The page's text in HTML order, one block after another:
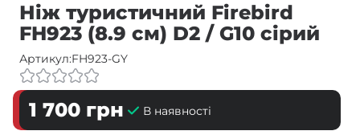
Ніж туристичний Firebird
FH923 (8.9 см) D2 / G10 сірий
Артикул:FH923-GY
1 700 грн В наявності